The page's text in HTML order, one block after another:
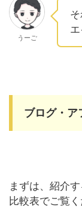
うーご
ブログ・ア
まずは、紹介
比較表でご覧く